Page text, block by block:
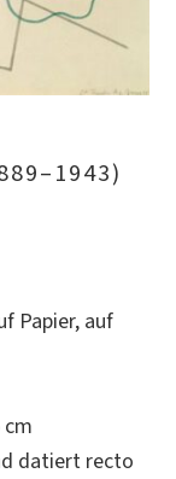
Papier, auf
cm
datiert recto